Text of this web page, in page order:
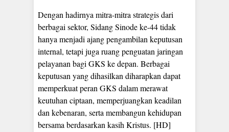
Dengan hadirnya mitra-mitra strategis dari
berbagai sektor, Sidang Sinode ke-44 tidak
hanya menjadi ajang pengambilan keputusan
internal, tetapi juga ruang penguatan jaringan
pelayanan bagi GKS ke depan. Berbagai
keputusan yang dihasilkan diharapkan dapat
memperkuat peran GKS dalam merawat
keutuhan ciptaan, memperjuangkan keadilan
dan kebenaran, serta membangun kehidupan
bersama berdasarkan kasih Kristus. [HD]